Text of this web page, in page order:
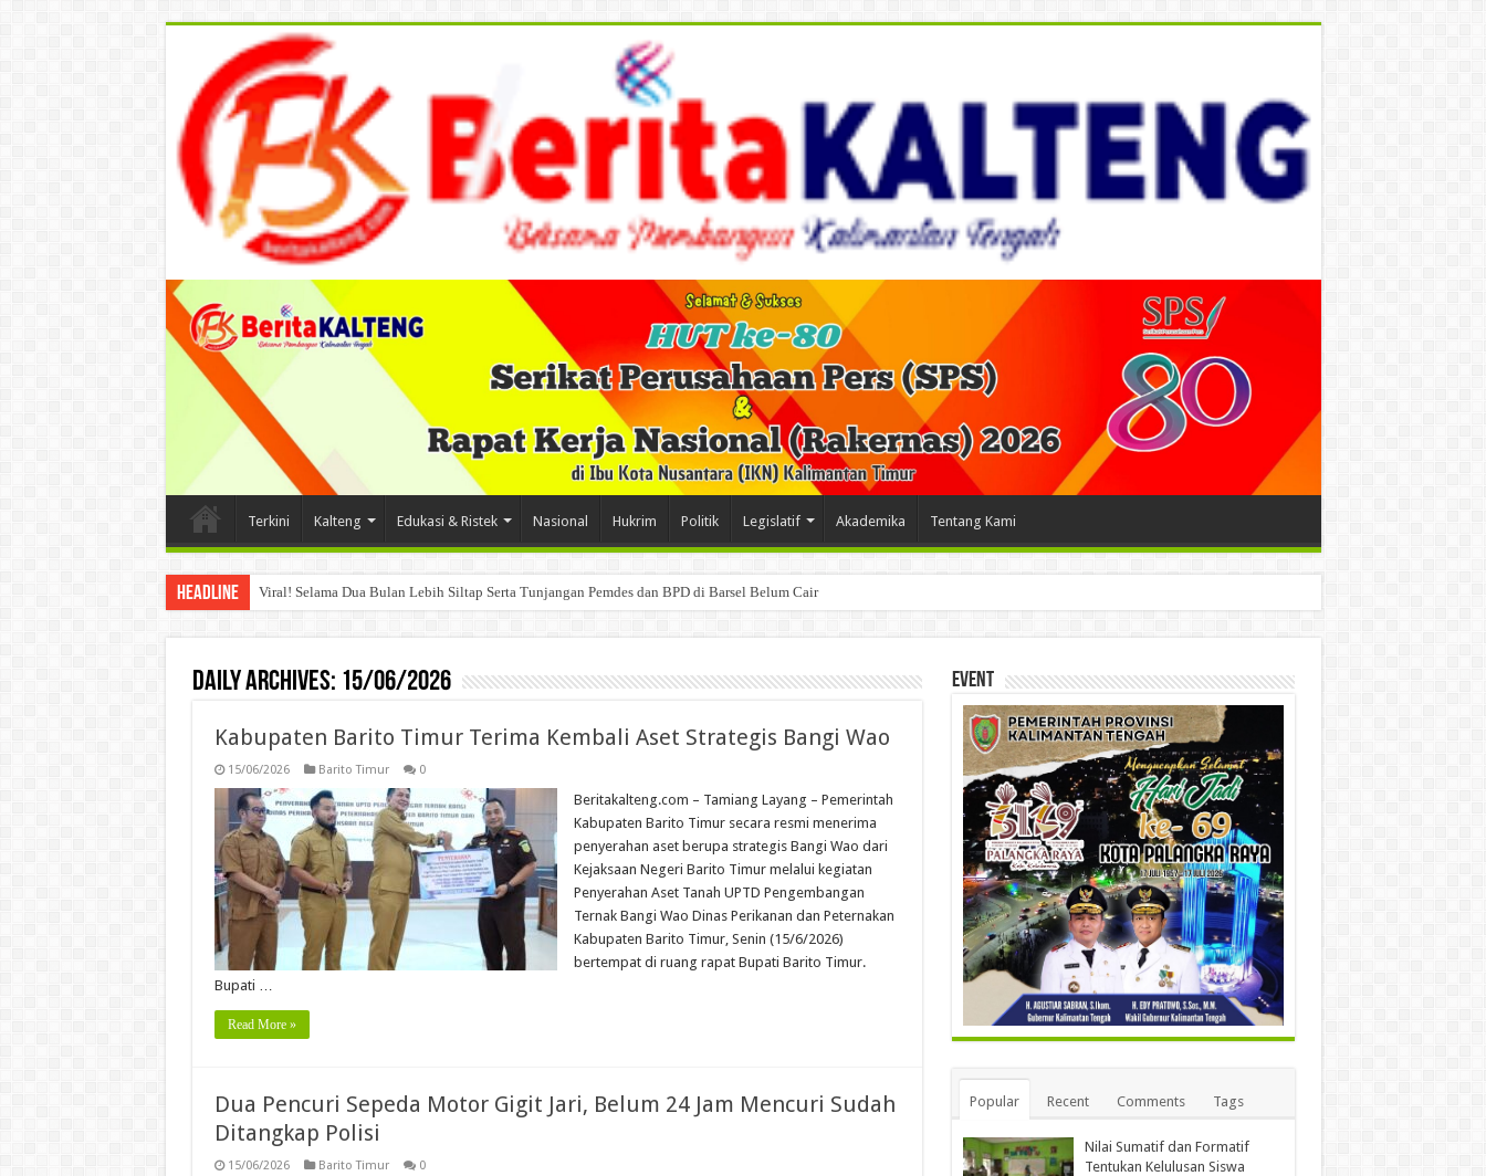
Terkini Kalteng Edukasi & Ristek Nasional Hukrim Politik Legislatif Akademika Tentang Kami
Headline Viral! Selama Dua Bulan Lebih Siltap Serta Tunjangan Pemdes dan BPD di Barsel Belum Cair
Daily Archives: 15/06/2026
Kabupaten Barito Timur Terima Kembali Aset Strategis Bangi Wao
15/06/2026 Barito Timur 0
Beritakalteng.com – Tamiang Layang – Pemerintah
Kabupaten Barito Timur secara resmi menerima
penyerahan aset berupa strategis Bangi Wao dari
Kejaksaan Negeri Barito Timur melalui kegiatan
Penyerahan Aset Tanah UPTD Pengembangan
Ternak Bangi Wao Dinas Perikanan dan Peternakan
Kabupaten Barito Timur, Senin (15/6/2026)
bertempat di ruang rapat Bupati Barito Timur.
Bupati …
Read More »
Dua Pencuri Sepeda Motor Gigit Jari, Belum 24 Jam Mencuri Sudah
Ditangkap Polisi
15/06/2026 Barito Timur 0
Event
Popular Recent Comments Tags
Nilai Sumatif dan Formatif
Tentukan Kelulusan Siswa